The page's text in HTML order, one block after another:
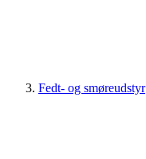
Fedt- og smøreudstyr